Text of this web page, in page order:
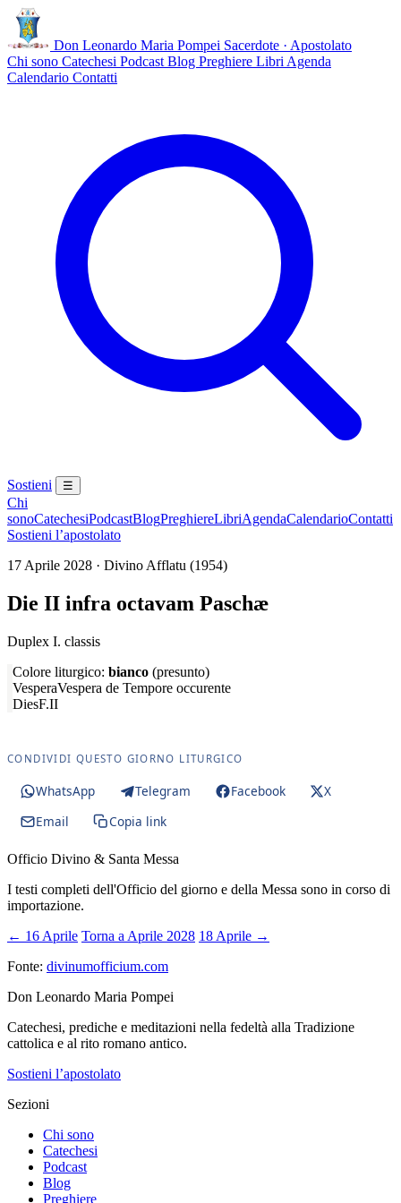
Don Leonardo Maria Pompei Sacerdote · Apostolato
Chi sono Catechesi Podcast Blog Preghiere Libri Agenda
Calendario Contatti
Sostieni ☰
Chi
sonoCatechesiPodcastBlogPreghiereLibriAgendaCalendarioContatti
Sostieni l’apostolato
17 Aprile 2028 · Divino Afflatu (1954)
Die II infra octavam Paschæ
Duplex I. classis
Colore liturgico: bianco (presunto)
VesperaVespera de Tempore occurente
DiesF.II
CONDIVIDI QUESTO GIORNO LITURGICO
WhatsApp Telegram Facebook
X
Email
Copia link
Officio Divino & Santa Messa
I testi completi dell'Officio del giorno e della Messa sono in corso di
importazione.
← 16 Aprile Torna a Aprile 2028 18 Aprile →
Fonte: divinumofficium.com
Don Leonardo Maria Pompei
Catechesi, prediche e meditazioni nella fedeltà alla Tradizione
cattolica e al rito romano antico.
Sostieni l’apostolato
Sezioni
Chi sono
Catechesi
Podcast
Blog
Preghiere